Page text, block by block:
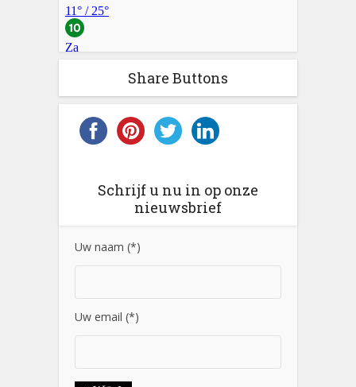
Share Buttons
Schrijf u nu in op onze
nieuwsbrief
Uw naam (*)
Uw email (*)